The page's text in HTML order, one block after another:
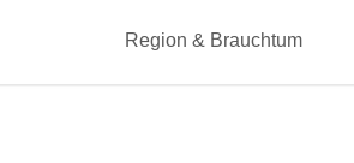
Region & Brauchtum